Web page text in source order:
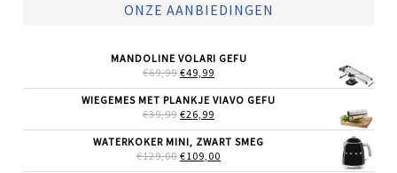
ONZE AANBIEDINGEN
MANDOLINE VOLARI GEFU
€69,99 OORSPRONKELIJKE
WAS:
€69,99.
€49,99
IS:
WIEGEMES MET PLANKJE VIAVO GEFU
€39,99 OORSPRONKELIJKE
WAS:
€39,99.
€26,99
IS:
€26,99.
WATERKOKER MINI, ZWART SMEG
€129,00 OORSPRONKELIJKE
€109,00